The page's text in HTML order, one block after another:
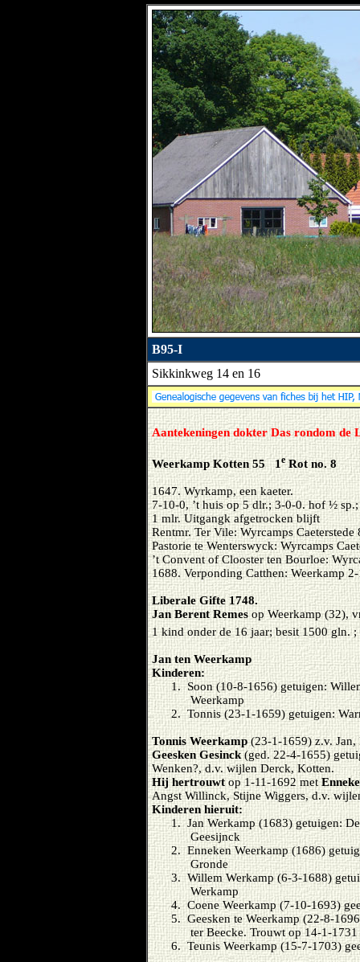
B95-I
Sikkinkweg 14 en 16
Aantekeningen dokter Das rondom de
Weerkamp Kotten 551eRot no. 8
1647. Wyrkamp, een kaeter.
7-10-0, ’t huis op 5 dlr.; 3-0-0. hof ½
1 mlr. Uitgangk afgetrocken blijft
Rentmr. Ter Vile: Wyrcamps
Pastorie te Wenterswyck: Wyrcamps
’t Convent of Clooster ten Bourloe:
1688. Verponding Catthen: Weerkamp
Liberale Gifte 1748.
Jan Berent Remesop Weerkamp (32),
1 kind onder de 16 jaar; besit 1500 gln. ;
Jan ten Weerkamp
Kinderen:
1. Soon (10-8-1656) getuigen:
Weerkamp
2. Tonnis (23-1-1659) getuigen:
Tonnis Weerkamp(23-1-1659) z.v. Jan,
Geesken Gesinck(ged. 22-4-1655)
Wenken?, d.v. wijlen Derck, Kotten.
Hij hertrouwt op 1-11-1692 met
Angst Willinck, Stijne Wiggers, d.v.
Kinderen hieruit:
1. Jan Werkamp (1683) getuigen:
Geesijnck
2. Enneken Weerkamp (1686)
Gronde
3. Willem Werkamp (6-3-1688)
Werkamp
4. Coene Weerkamp (7-10-1693)
5. Geesken te Weerkamp (22-8-
ter Beecke. Trouwt op 14-1-
6. Teunis Weerkamp (15-7-1703)